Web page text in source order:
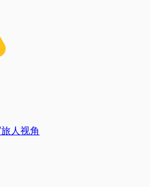
旅人视角